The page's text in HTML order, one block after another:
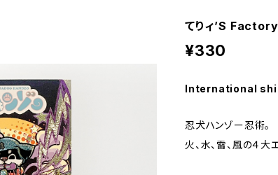
てりィ’S
¥330
International
忍犬ハンゾー忍術。
火、水、雷、風の４